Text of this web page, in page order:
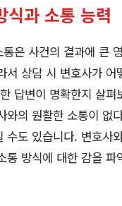
식과 소통 능력
통은 사건의 결과에 큰
서 상담 시 변호사가 어
답변이 명확한지 살펴
와의 원활한 소통이 없
수도 있습니다. 변호사
통 방식에 대한 감을 파